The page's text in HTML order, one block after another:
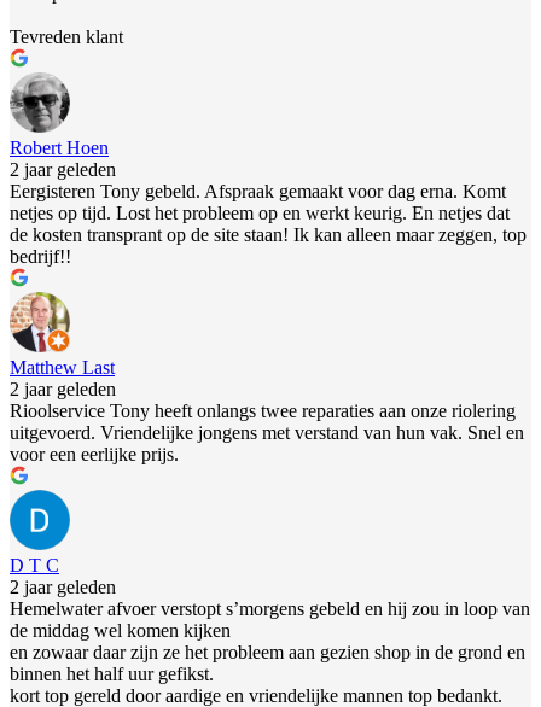
Tevreden klant
Robert Hoen
2 jaar geleden
Eergisteren Tony gebeld. Afspraak gemaakt voor dag erna. Komt
netjes op tijd. Lost het probleem op en werkt keurig. En netjes dat
de kosten transprant op de site staan! Ik kan alleen maar zeggen, top
bedrijf!!
Matthew Last
2 jaar geleden
Rioolservice Tony heeft onlangs twee reparaties aan onze riolering
uitgevoerd. Vriendelijke jongens met verstand van hun vak. Snel en
voor een eerlijke prijs.
D T C
2 jaar geleden
Hemelwater afvoer verstopt s’morgens gebeld en hij zou in loop van
de middag wel komen kijken
en zowaar daar zijn ze het probleem aan gezien shop in de grond en
binnen het half uur gefikst.
kort top gereld door aardige en vriendelijke mannen top bedankt.